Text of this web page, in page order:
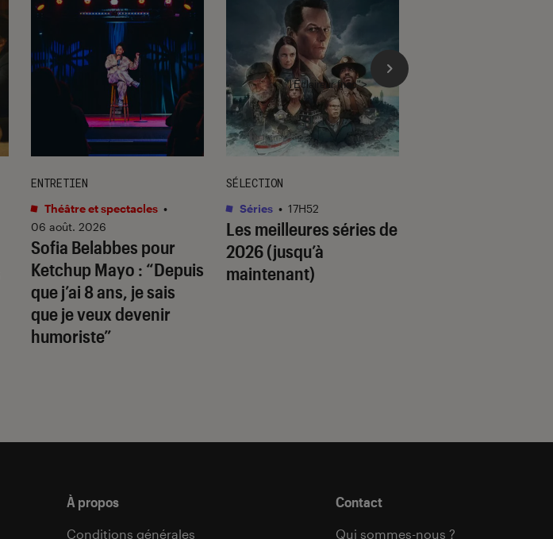
Sofia Belabbes pour
Ketchup Mayo : “Depuis
que j’ai 8 ans, je sais
que je veux devenir
humoriste”
ENTRETIEN
Théâtre et spectacles •
06 août. 2026
Les meilleures séries de
2026 (jusqu’à
maintenant)
SÉLECTION
Séries • 17H52
l'Éclaireur fnac">
À propos
Conditions générales
Contact
Qui sommes-nous ?